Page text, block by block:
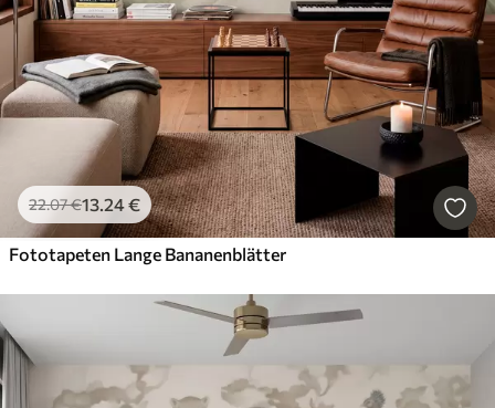
22.07€13.24€
Fototapeten Lange Bananenblätter